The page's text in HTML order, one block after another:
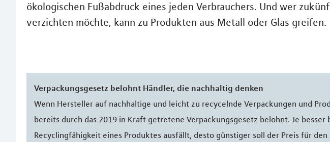
ökologischen Fußabdruck eines jeden Verbrauchers. Und wer
verzichten möchte, kann zu Produkten aus Metall oder Glas greifen.
Verpackungsgesetz belohnt Händler, die nachhaltig denken
Wenn Hersteller auf nachhaltige und leicht zu recycelnde Verpackungen und
bereits durch das 2019 in Kraft getretene Verpackungsgesetz belohnt. Je besser
Recyclingfähigkeit eines Produktes ausfällt, desto günstiger soll der Preis für